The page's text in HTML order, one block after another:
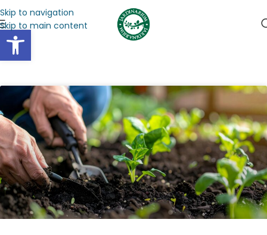
Abrir barra de herramientas
Skip to navigation
Skip to main content